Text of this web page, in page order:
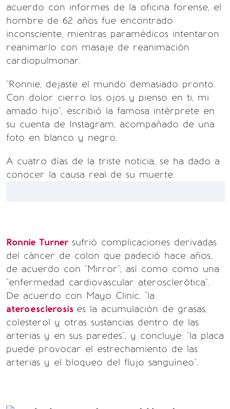
acuerdo con informes de la oficina forense, el
hombre de 62 años fue encontrado
inconsciente, mientras paramédicos intentaron
reanimarlo con masaje de reanimación
cardiopulmonar.
"Ronnie, dejaste el mundo demasiado pronto.
Con dolor cierro los ojos y pienso en ti, mi
amado hijo", escribió la famosa intérprete en
su cuenta de Instagram, acompañado de una
foto en blanco y negro.
A cuatro días de la triste noticia, se ha dado a
conocer la causa real de su muerte.
Ronnie Turner sufrió complicaciones derivadas
del cáncer de colon que padeció hace años,
de acuerdo con "Mirror", así como como una
"enfermedad cardiovascular aterosclerótica".
De acuerdo con Mayo Clinic, "la
ateroesclerosis es la acumulación de grasas,
colesterol y otras sustancias dentro de las
arterias y en sus paredes", y concluye: "la placa
puede provocar el estrechamiento de las
arterias y el bloqueo del flujo sanguíneo".